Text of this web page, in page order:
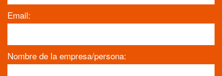
Email:
Nombre de la empresa/persona: